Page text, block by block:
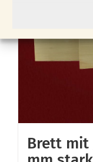
Brett mit